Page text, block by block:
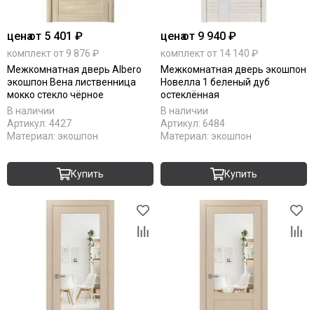
ценаот 5 401 ₽
комплект от 9 876 ₽
Межкомнатная дверь Albero
экошпон Вена лиственница
мокко стекло чёрное
В наличии
Артикул: 4427
Материал: экошпон
Купить
ценаот 9 940 ₽
комплект от 14 140 ₽
Межкомнатная дверь экошпон
Новелла 1 беленый дуб
остеклённая
В наличии
Артикул: 6484
Материал: экошпон
Купить